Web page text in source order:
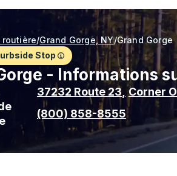
routière/Grand Gorge, NY/Grand Gorge
Stop
- Informations
37232 Route 23 Corner
(800) 858-8555